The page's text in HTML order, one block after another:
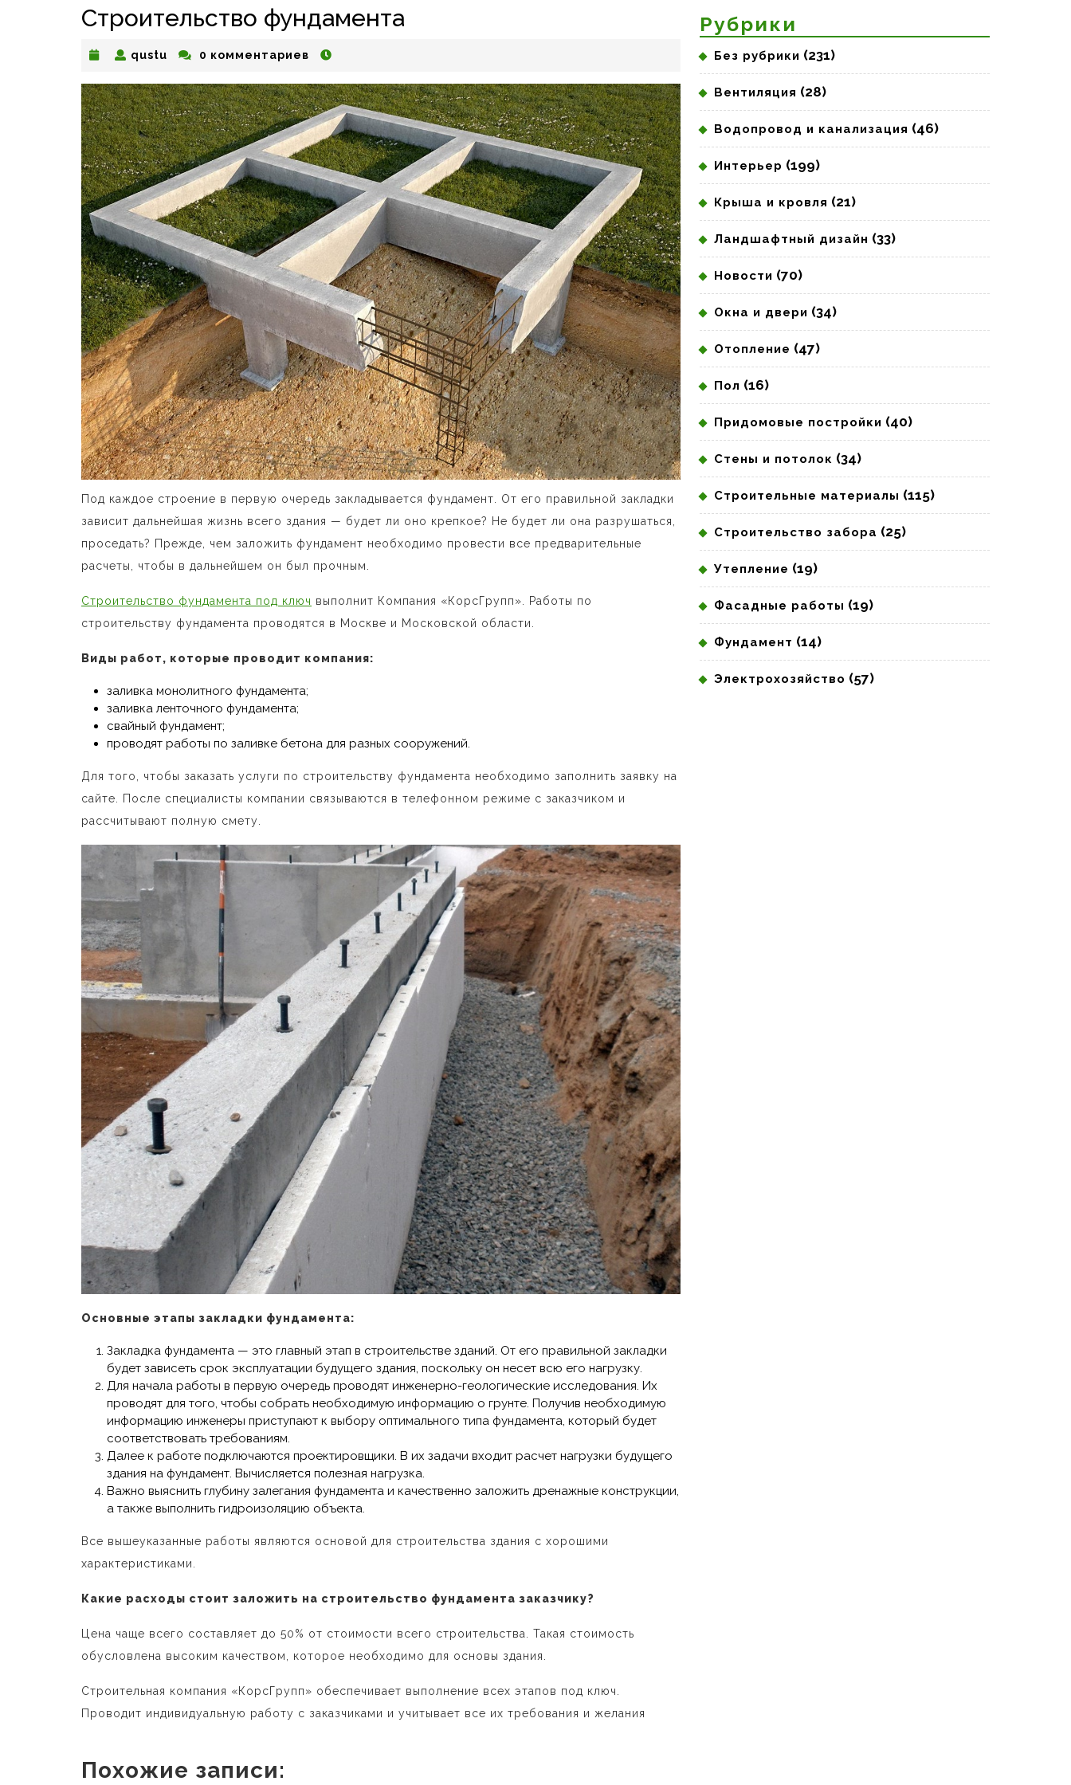
Строительство фундамента
qustu qustu0 комментариев
Под каждое строение в первую очередь закладывается фундамент. От его правильной закладки
зависит дальнейшая жизнь всего здания — будет ли оно крепкое? Не будет ли она разрушаться,
проседать? Прежде, чем заложить фундамент необходимо провести все предварительные
расчеты, чтобы в дальнейшем он был прочным.
Строительство фундамента под ключ выполнит Компания «КорсГрупп». Работы по
строительству фундамента проводятся в Москве и Московской области.
Виды работ, которые проводит компания:
заливка монолитного фундамента;
заливка ленточного фундамента;
свайный фундамент;
проводят работы по заливке бетона для разных сооружений.
Для того, чтобы заказать услуги по строительству фундамента необходимо заполнить заявку на
сайте. После специалисты компании связываются в телефонном режиме с заказчиком и
рассчитывают полную смету.
Основные этапы закладки фундамента:
Закладка фундамента — это главный этап в строительстве зданий. От его правильной закладки
будет зависеть срок эксплуатации будущего здания, поскольку он несет всю его нагрузку.
Для начала работы в первую очередь проводят инженерно-геологические исследования. Их
проводят для того, чтобы собрать необходимую информацию о грунте. Получив необходимую
информацию инженеры приступают к выбору оптимального типа фундамента, который будет
соответствовать требованиям.
Далее к работе подключаются проектировщики. В их задачи входит расчет нагрузки будущего
здания на фундамент. Вычисляется полезная нагрузка.
Важно выяснить глубину залегания фундамента и качественно заложить дренажные конструкции,
а также выполнить гидроизоляцию объекта.
Все вышеуказанные работы являются основой для строительства здания с хорошими
характеристиками.
Какие расходы стоит заложить на строительство фундамента заказчику?
Цена чаще всего составляет до 50% от стоимости всего строительства. Такая стоимость
обусловлена высоким качеством, которое необходимо для основы здания.
Строительная компания «КорсГрупп» обеспечивает выполнение всех этапов под ключ.
Проводит индивидуальную работу с заказчиками и учитывает все их требования и желания
Похожие записи:
Рубрики
Без рубрики (231)
Вентиляция (28)
Водопровод и канализация (46)
Интерьер (199)
Крыша и кровля (21)
Ландшафтный дизайн (33)
Новости (70)
Окна и двери (34)
Отопление (47)
Пол (16)
Придомовые постройки (40)
Стены и потолок (34)
Строительные материалы (115)
Строительство забора (25)
Утепление (19)
Фасадные работы (19)
Фундамент (14)
Электрохозяйство (57)